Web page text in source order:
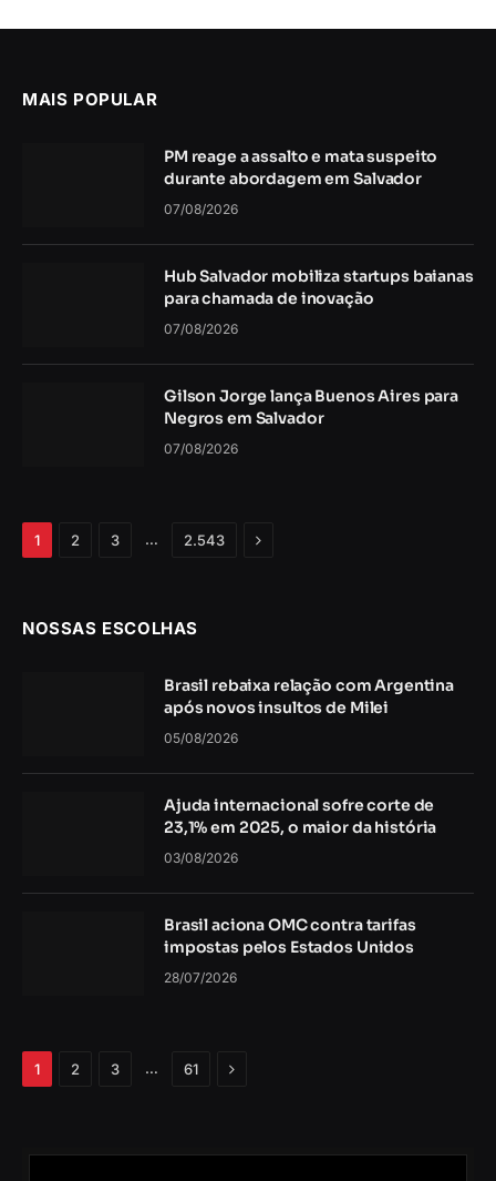
MAIS POPULAR
PM reage a assalto e mata suspeito
durante abordagem em Salvador
07/08/2026
Hub Salvador mobiliza startups baianas
para chamada de inovação
07/08/2026
Gilson Jorge lança Buenos Aires para
Negros em Salvador
07/08/2026
1 2 3 … 2.543 Próximo
NOSSAS ESCOLHAS
Brasil rebaixa relação com Argentina
após novos insultos de Milei
05/08/2026
Ajuda internacional sofre corte de
23,1% em 2025, o maior da história
03/08/2026
Brasil aciona OMC contra tarifas
impostas pelos Estados Unidos
28/07/2026
1 2 3 … 61 Próximo